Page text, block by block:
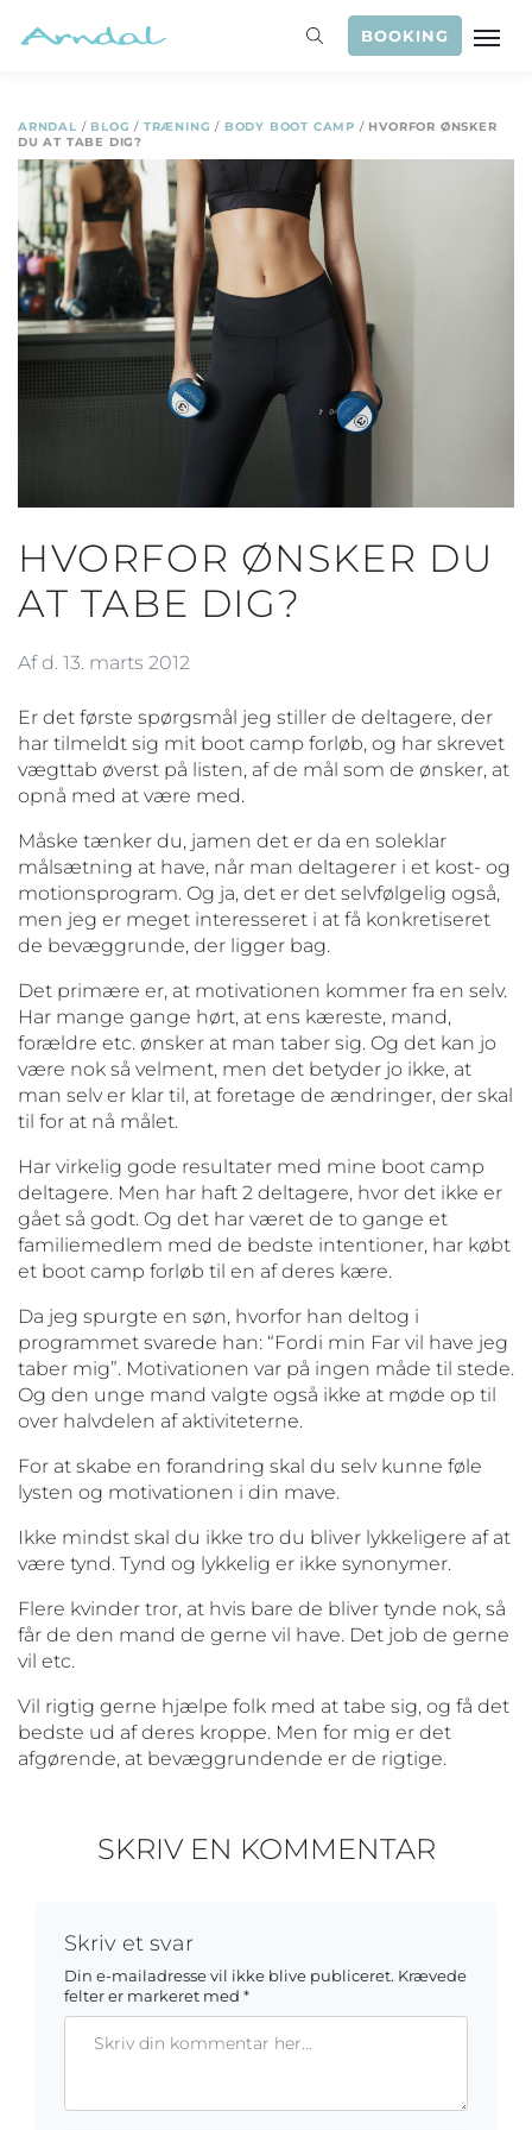
BOOKING
ARNDAL / BLOG / TRÆNING / BODY BOOT CAMP / HVORFOR ØNSKER
DU AT TABE DIG?
HVORFOR ØNSKER DU
AT TABE DIG?
Af d. 13. marts 2012
Er det første spørgsmål jeg stiller de deltagere, der
har tilmeldt sig mit boot camp forløb, og har skrevet
vægttab øverst på listen, af de mål som de ønsker, at
opnå med at være med.
Måske tænker du, jamen det er da en soleklar
målsætning at have, når man deltagerer i et kost- og
motionsprogram. Og ja, det er det selvfølgelig også,
men jeg er meget interesseret i at få konkretiseret
de bevæggrunde, der ligger bag.
Det primære er, at motivationen kommer fra en selv.
Har mange gange hørt, at ens kæreste, mand,
forældre etc. ønsker at man taber sig. Og det kan jo
være nok så velment, men det betyder jo ikke, at
man selv er klar til, at foretage de ændringer, der skal
til for at nå målet.
Har virkelig gode resultater med mine boot camp
deltagere. Men har haft 2 deltagere, hvor det ikke er
gået så godt. Og det har været de to gange et
familiemedlem med de bedste intentioner, har købt
et boot camp forløb til en af deres kære.
Da jeg spurgte en søn, hvorfor han deltog i
programmet svarede han: “Fordi min Far vil have jeg
taber mig”. Motivationen var på ingen måde til stede.
Og den unge mand valgte også ikke at møde op til
over halvdelen af aktiviteterne.
For at skabe en forandring skal du selv kunne føle
lysten og motivationen i din mave.
Ikke mindst skal du ikke tro du bliver lykkeligere af at
være tynd. Tynd og lykkelig er ikke synonymer.
Flere kvinder tror, at hvis bare de bliver tynde nok, så
får de den mand de gerne vil have. Det job de gerne
vil etc.
Vil rigtig gerne hjælpe folk med at tabe sig, og få det
bedste ud af deres kroppe. Men for mig er det
afgørende, at bevæggrundende er de rigtige.
SKRIV EN KOMMENTAR
Skriv et svar
Din e-mailadresse vil ikke blive publiceret. Krævede
felter er markeret med *